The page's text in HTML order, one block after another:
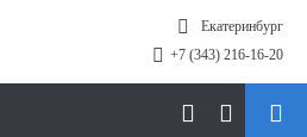
Екатеринбург
+7 (343) 216-16-20